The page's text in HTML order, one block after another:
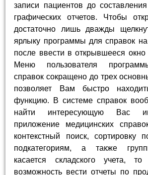
записи пациентов до
графических отчетов. Чтобы
достаточно лишь дважды
ярлыку программы для справок
после ввести в открывшееся окно
Меню пользователя
справок сокращено до трех
позволяет Вам быстро
функцию. В системе справок
найти интересующую Вас
приложение медицинских
контекстный поиск, сортировку
подкатегориям, а также
касается складского учета,
возможность вести отчеты по